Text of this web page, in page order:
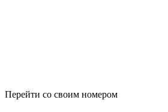
Перейти со своим номером